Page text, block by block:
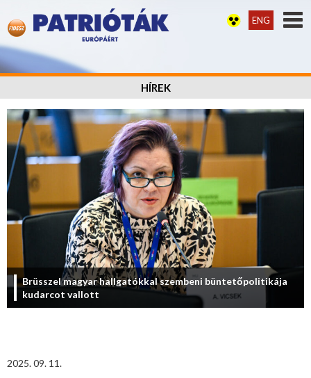
ENG
HÍREK
Brüsszel magyar hallgatókkal szembeni büntetőpolitikája
kudarcot vallott
2025. 09. 11.